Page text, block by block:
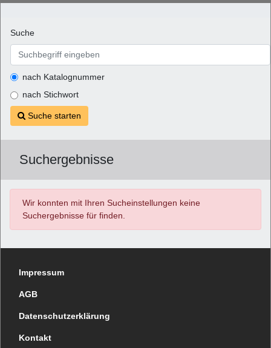
Suche
nach Katalognummer
nach Stichwort
Suche starten
Suchergebnisse
Wir konnten mit Ihren Sucheinstellungen keine
Suchergebnisse für finden.
Impressum
AGB
Datenschutzerklärung
Kontakt